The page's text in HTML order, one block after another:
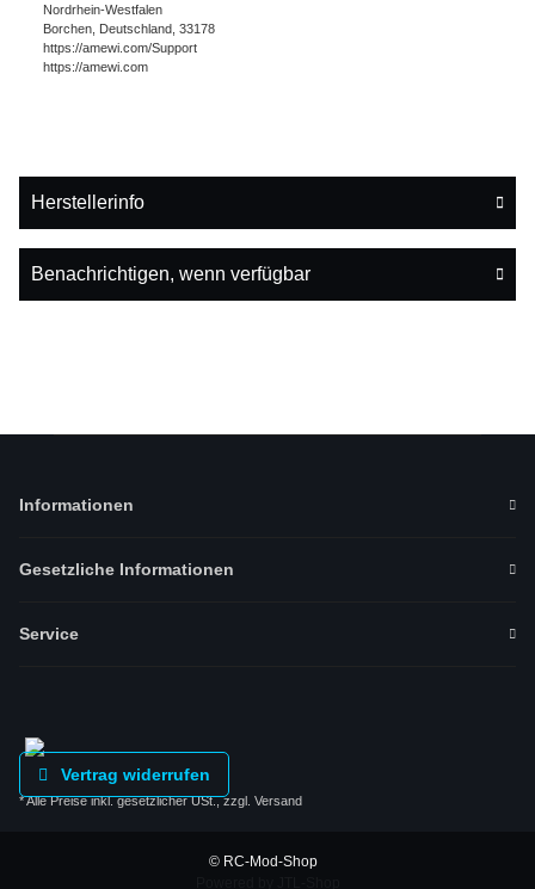
Nordrhein-Westfalen
Borchen, Deutschland, 33178
https://amewi.com/Support
https://amewi.com
Herstellerinfo
Benachrichtigen, wenn verfügbar
Informationen
Gesetzliche Informationen
Service
Vertrag widerrufen
* Alle Preise inkl. gesetzlicher USt., zzgl. Versand
© RC-Mod-Shop